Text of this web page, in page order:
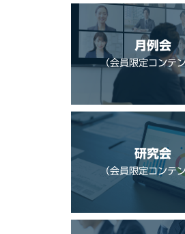
月例会
（会員限定コンテ
研究会
（会員限定コンテン